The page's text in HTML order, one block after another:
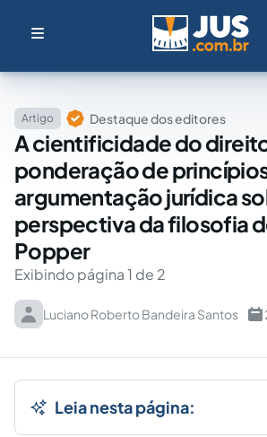
Artigo Destaque dos editores
A cientificidade do
ponderação de
argumentação jurídica
perspectiva da filosofia
Popper
Exibindo página 1 de 2
Luciano Roberto Bandeira Santos
Leia nesta página: